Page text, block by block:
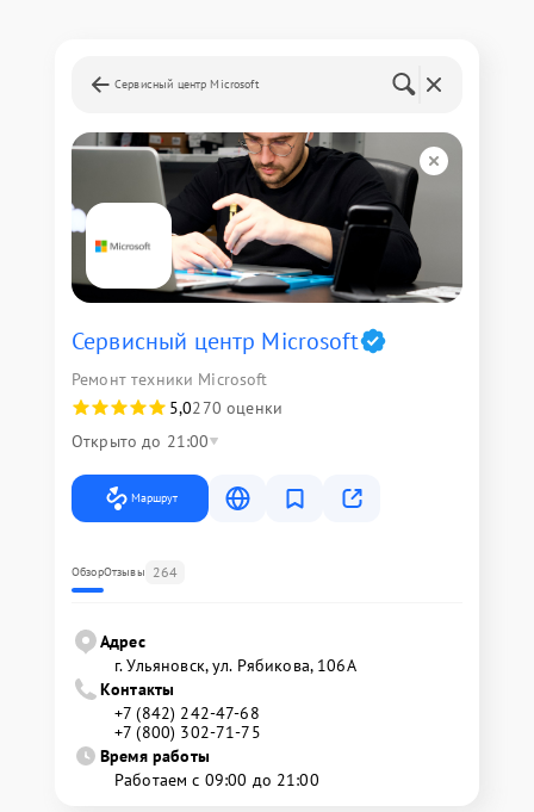
Сервисный центр Microsoft
Сервисный центр Microsoft
Ремонт техники Microsoft
5,0270 оценки
Открыто до 21:00
Маршрут
ОбзорОтзывы 264
Адрес
г. Ульяновск, ул. Рябикова, 106А
Контакты
+7 (842) 242-47-68
+7 (800) 302-71-75
Время работы
Работаем с 09:00 до 21:00